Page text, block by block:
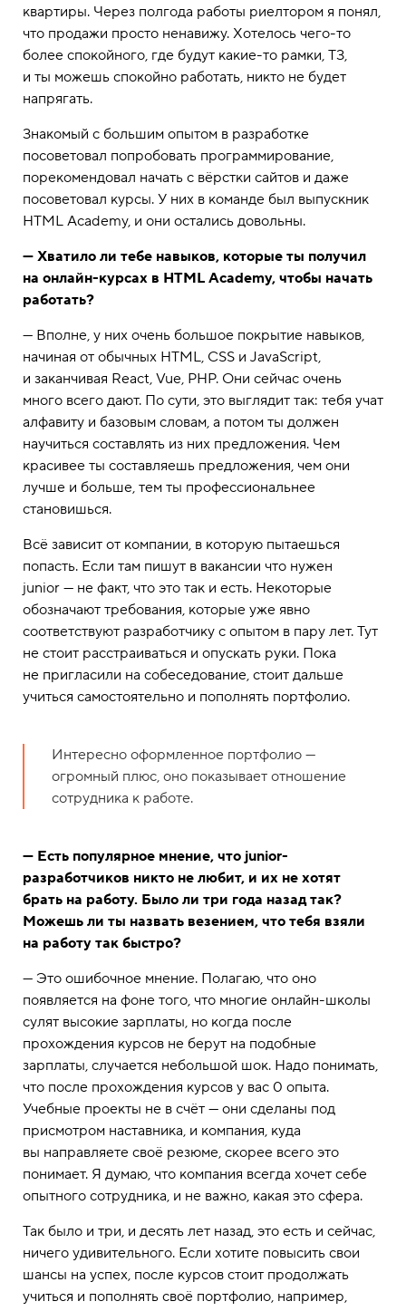
квартиры. Через полгода работы риелтором я понял,
что продажи просто ненавижу. Хотелось чего-то
более спокойного, где будут какие-то рамки, ТЗ,
и ты можешь спокойно работать, никто не будет
напрягать.
Знакомый с большим опытом в разработке
посоветовал попробовать программирование,
порекомендовал начать с вёрстки сайтов и даже
посоветовал курсы. У них в команде был выпускник
HTML Academy, и они остались довольны.
— Хватило ли тебе навыков, которые ты получил
на онлайн-курсах в HTML Academy, чтобы начать
работать?
— Вполне, у них очень большое покрытие навыков,
начиная от обычных HTML, CSS и JavaScript,
и заканчивая React, Vue, PHP. Они сейчас очень
много всего дают. По сути, это выглядит так: тебя учат
алфавиту и базовым словам, а потом ты должен
научиться составлять из них предложения. Чем
красивее ты составляешь предложения, чем они
лучше и больше, тем ты профессиональнее
становишься.
Всё зависит от компании, в которую пытаешься
попасть. Если там пишут в вакансии что нужен
junior — не факт, что это так и есть. Некоторые
обозначают требования, которые уже явно
соответствуют разработчику с опытом в пару лет. Тут
не стоит расстраиваться и опускать руки. Пока
не пригласили на собеседование, стоит дальше
учиться самостоятельно и пополнять портфолио.
Интересно оформленное портфолио —
огромный плюс, оно показывает отношение
сотрудника к работе.
— Есть популярное мнение, что junior-
разработчиков никто не любит, и их не хотят
брать на работу. Было ли три года назад так?
Можешь ли ты назвать везением, что тебя взяли
на работу так быстро?
— Это ошибочное мнение. Полагаю, что оно
появляется на фоне того, что многие онлайн-школы
сулят высокие зарплаты, но когда после
прохождения курсов не берут на подобные
зарплаты, случается небольшой шок. Надо понимать,
что после прохождения курсов у вас 0 опыта.
Учебные проекты не в счёт — они сделаны под
присмотром наставника, и компания, куда
вы направляете своё резюме, скорее всего это
понимает. Я думаю, что компания всегда хочет себе
опытного сотрудника, и не важно, какая это сфера.
Так было и три, и десять лет назад, это есть и сейчас,
ничего удивительного. Если хотите повысить свои
шансы на успех, после курсов стоит продолжать
учиться и пополнять своё портфолио, например,